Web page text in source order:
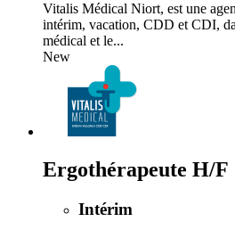
Vitalis Médical Niort, est une
intérim, vacation, CDD et CDI,
médical et le...
New
Ergothérapeute H/F
Intérim